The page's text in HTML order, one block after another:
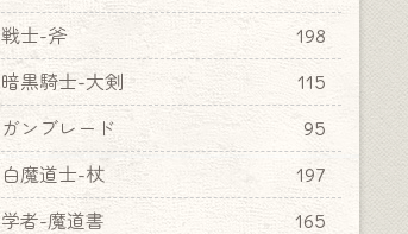
戦士-斧
198
暗黒騎士-大剣
115
ガンブレード
95
白魔道士-杖
197
学者-魔道書
165